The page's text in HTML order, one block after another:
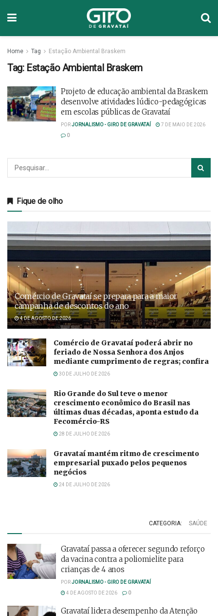
Home Tag Estação Ambiental Braskem
Tag: Estação Ambiental Braskem
Projeto de educação ambiental da Braskem
desenvolve atividades lúdico-pedagógicas
em escolas públicas de Gravataí
PORJORNALISMO - GIRO DE GRAVATAÍ
7 DE MAIO DE 2026
0
Fique de olho
Comércio de Gravataí se prepara para a maior
campanha de descontos do ano
4 DE AGOSTO DE 2026
Comércio de Gravataí poderá abrir no
feriado de Nossa Senhora dos Anjos
mediante cumprimento de regras; confira
30 DE JULHO DE 2026
Rio Grande do Sul teve o menor
crescimento econômico do Brasil nas
últimas duas décadas, aponta estudo da
Fecomércio-RS
28 DE JULHO DE 2026
Gravataí mantém ritmo de crescimento
empresarial puxado pelos pequenos
negócios
24 DE JULHO DE 2026
CATEGORIA: SAÚDE
Gravataí passa a oferecer segundo reforço
da vacina contra a poliomielite para
crianças de 4 anos
PORJORNALISMO - GIRO DE GRAVATAÍ
4 DE AGOSTO DE 2026
0
Gravataí lidera desempenho da Atenção